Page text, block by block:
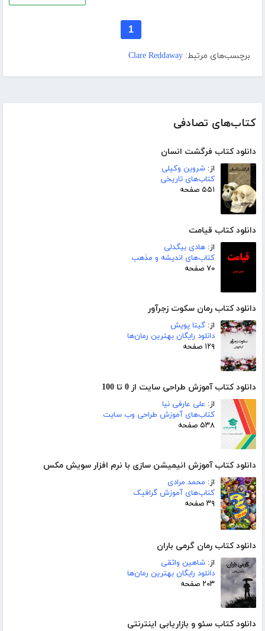
کتاب‌های تصادفی
دانلود کتاب فرگشت انسان
از: شروین وکیلی
کتاب‌های تاریخی
۵۵۱ صفحه
دانلود کتاب قیامت
از: هادی بیگدلی
کتاب‌های اندیشه و مذهب
۷۰ صفحه
دانلود کتاب رمان سکوت زجرآور
از: گیتا پویش
دانلود رایگان بهترین رمان‌ها
۱۲۹ صفحه
دانلود کتاب آموزش طراحی سایت از 0 تا 100
از: علی عارفی نیا
کتاب‌های آموزش طراحی وب سایت
۵۳۸ صفحه
دانلود کتاب آموزش انیمیشن سازی با نرم افزار سویش مکس
از: محمد مرادی
کتاب‌های آموزش گرافیک
۳۹ صفحه
دانلود کتاب رمان گرمی باران
از: شاهین واثقی
دانلود رایگان بهترین رمان‌ها
۲۰۳ صفحه
دانلود کتاب سئو و بازاریابی اینترنتی
1
برچسب‌های مرتبط: Clare Reddaway